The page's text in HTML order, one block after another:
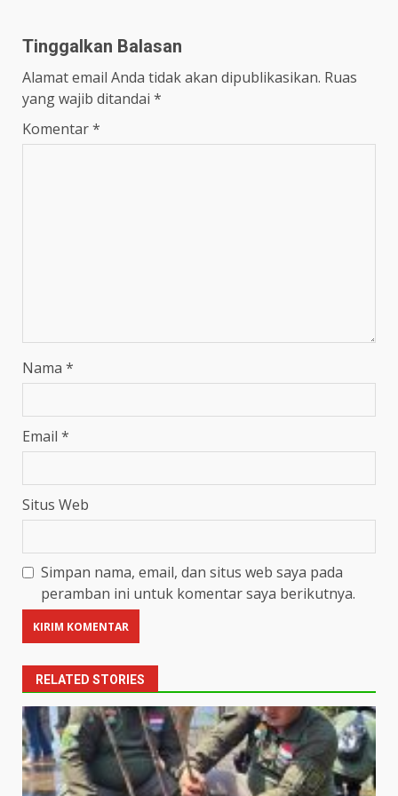
Tinggalkan Balasan
Alamat email Anda tidak akan dipublikasikan. Ruas
yang wajib ditandai *
Komentar*
Nama *
Email *
Situs Web
Simpan nama, email, dan situs web saya pada
peramban ini untuk komentar saya berikutnya.
RELATED STORIES